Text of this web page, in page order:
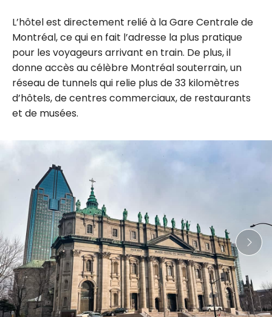
L’hôtel est directement relié à la Gare Centrale de
Montréal, ce qui en fait l’adresse la plus pratique
pour les voyageurs arrivant en train. De plus, il
donne accès au célèbre Montréal souterrain, un
réseau de tunnels qui relie plus de 33 kilomètres
d’hôtels, de centres commerciaux, de restaurants
et de musées.